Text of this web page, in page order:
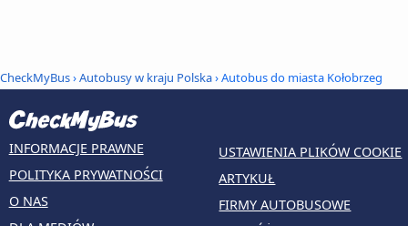
CheckMyBus›Autobusy w kraju Polska› Autobus do miasta Kołobrzeg
INFORMACJE PRAWNE
POLITYKA PRYWATNOŚCI
O NAS
USTAWIENIA PLIKÓW COOKIE
ARTYKUŁ
FIRMY AUTOBUSOWE